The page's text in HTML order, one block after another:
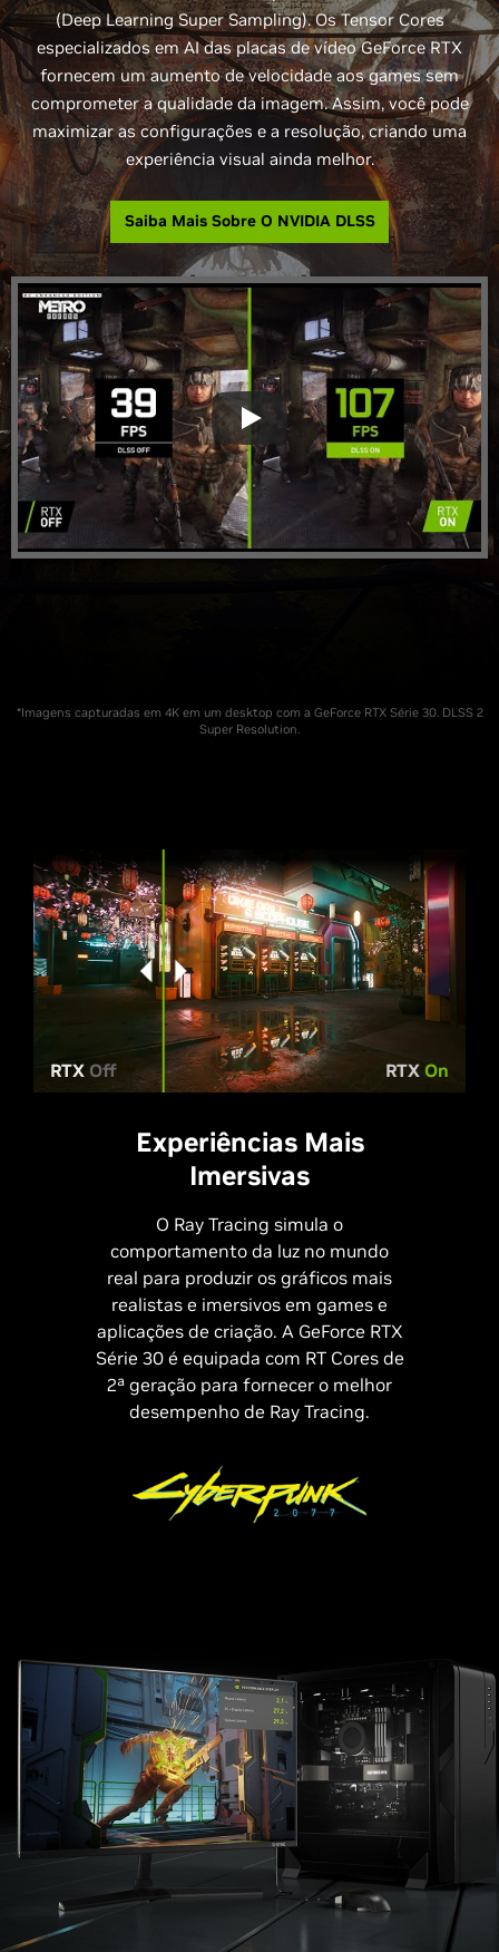
(Deep Learning Super Sampling). Os Tensor Cores
especializados em AI das placas de vídeo GeForce RTX
fornecem um aumento de velocidade aos games sem
comprometer a qualidade da imagem. Assim, você pode
maximizar as configurações e a resolução, criando uma
experiência visual ainda melhor.
Saiba Mais Sobre O NVIDIA DLSS
*Imagens capturadas em 4K em um desktop com a GeForce RTX Série 30. DLSS 2
Super Resolution.
RTX On
RTX Off
Experiências Mais
Imersivas
O Ray Tracing simula o
comportamento da luz no mundo
real para produzir os gráficos mais
realistas e imersivos em games e
aplicações de criação. A GeForce RTX
Série 30 é equipada com RT Cores de
2ª geração para fornecer o melhor
desempenho de Ray Tracing.